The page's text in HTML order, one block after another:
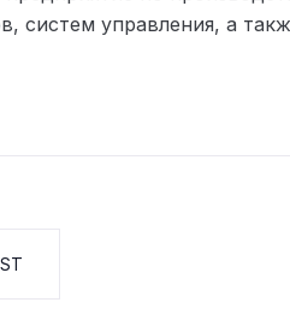
систем управления, а